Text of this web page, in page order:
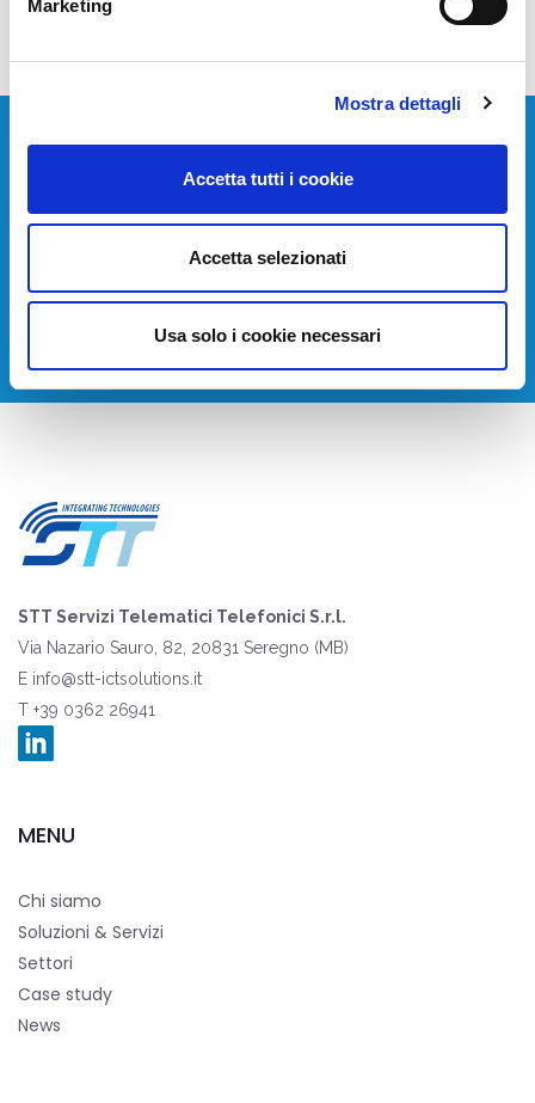
Marketing
Mostra dettagli
Accetta tutti i cookie
Accetta selezionati
Usa solo i cookie necessari
CONTATTACI
STT Servizi Telematici Telefonici S.r.l.
Via Nazario Sauro, 82, 20831 Seregno (MB)
E info@stt-ictsolutions.it
T +39 0362 26941
MENU
Chi siamo
Soluzioni & Servizi
Settori
Case study
News